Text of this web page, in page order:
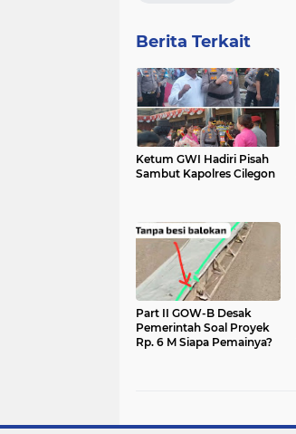
Berita Terkait
Ketum GWI Hadiri Pisah
Sambut Kapolres Cilegon
Part II GOW-B Desak
Pemerintah Soal Proyek
Rp. 6 M Siapa Pemainya?